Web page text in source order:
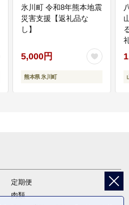
氷川町 令和8年熊本地震
災害支援【返礼品な
し】
5,000円
熊本県 氷川町
定期便
肉類